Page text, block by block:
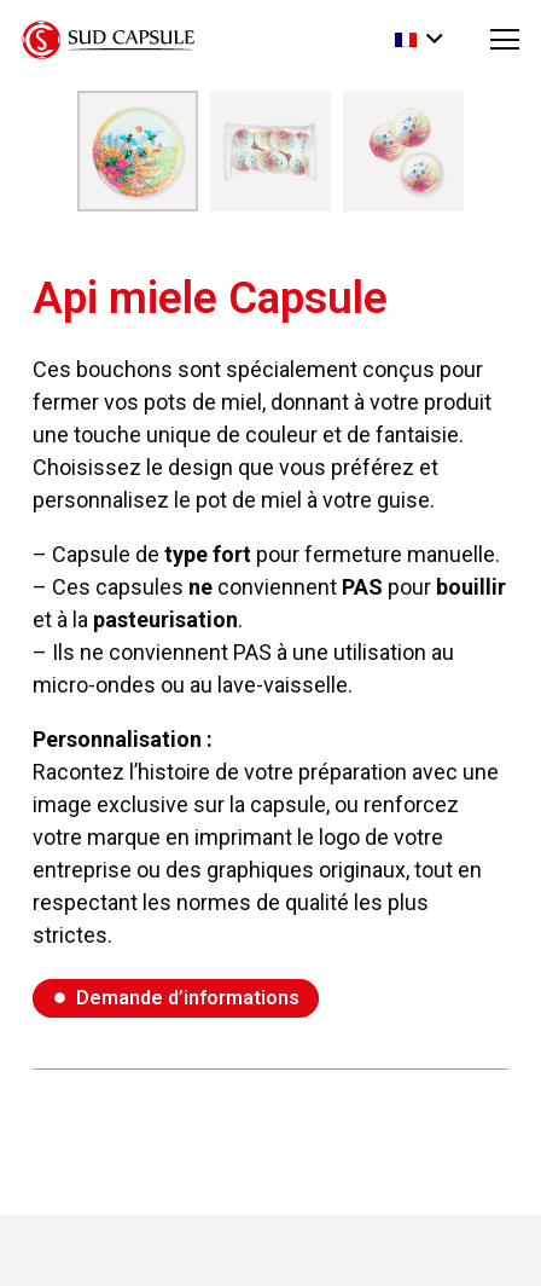
Api miele Capsule
Ces bouchons sont spécialement conçus pour
fermer vos pots de miel, donnant à votre produit
une touche unique de couleur et de fantaisie.
Choisissez le design que vous préférez et
personnalisez le pot de miel à votre guise.
– Capsule de type fort pour fermeture manuelle.
– Ces capsules ne conviennent PAS pour bouillir
et à la pasteurisation.
– Ils ne conviennent PAS à une utilisation au
micro-ondes ou au lave-vaisselle.
Personnalisation :
Racontez l’histoire de votre préparation avec une
image exclusive sur la capsule, ou renforcez
votre marque en imprimant le logo de votre
entreprise ou des graphiques originaux, tout en
respectant les normes de qualité les plus
strictes.
fiber_manual_record Demande d’informations